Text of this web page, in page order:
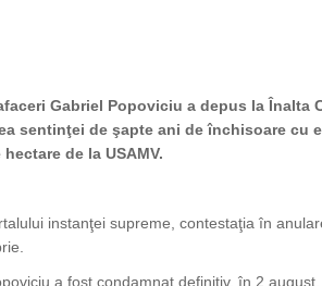
Gabriel Popoviciu a depus la
sentinţei de şapte ani de închisoare cu
hectare de la USAMV.
instanţei supreme, contestaţia în
a fost condamnat definitiv, în 2